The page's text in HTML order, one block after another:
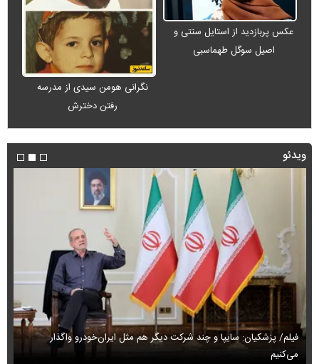
عکس پربازدید از استایل سنتی و
اصیل سوگل طهماسبی
نگرانی هومن سیدی از مدرسه
رفتن دخترش
ویدئو
فیلم/ پزشکیان: سایپا و چند شرکت دیگر هم مثل ایران‌خودرو واگذار
می‌کنیم